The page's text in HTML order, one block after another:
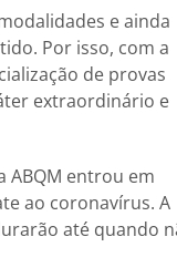
e ainda
Por isso, com a
de provas
extraordinário e
ABQM entrou em
ao coronavírus. A
até quando